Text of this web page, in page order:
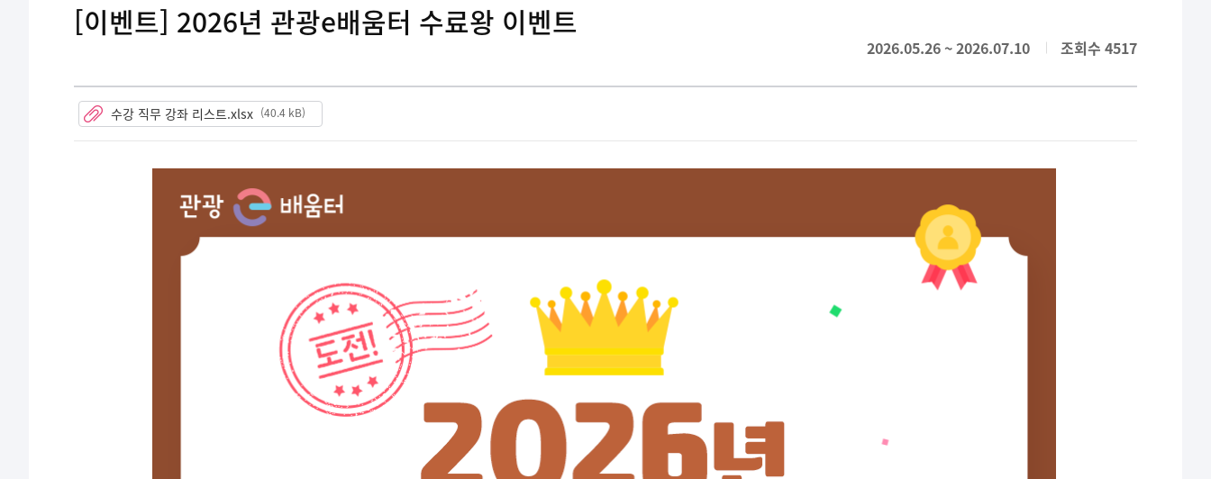
[이벤트] 2026년 관광e배움터 수료왕 이벤트
2026.05.26 ~ 2026.07.10 조회수 4517
수강 직무 강좌 리스트.xlsx (40.4 kB)